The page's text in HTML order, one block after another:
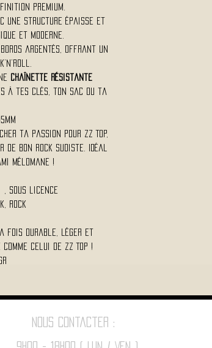
premium.
structure épaisse et
et moderne.
argentés, offrant un
chaînette résistante
à tes clés, ton sac ou ta
ta passion pour ZZ Top,
de bon rock sudiste. Idéal
mélomane !
, Sous licence
Rock
fois durable, léger et
celui de ZZ Top !
Nous contacter :